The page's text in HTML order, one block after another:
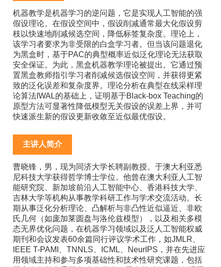
机器教学是机器学习的逆问题，它是实现人工智能的强
假设理论。在假设空间中，假设削减通常最大化假设剪
枝以快速地削减候选空间，降低标签复杂度。理论上，
该学习者要求为非受限的白盒学习者。但当该问题退化
为黑盒时，基于PAC的典型概率近似泛化理论无法获取
安全保证。为此，黑盒机器教学理论被提出。它通过预
置黑盒教师指引学习者削减候选假设空间，并获得更紧
致的泛化误差和复杂度界。理论分析在典型在线采样理
论算法IWAL的基础上，证明基于Black-box Teaching的
原型方法可显著性降低模型无关假设的误差上界，并可
快速派生新的假设更新收敛至近似最优假设。
主讲人简介
曹晓锋，男，现为同济大学长聘副教授。于澳大利亚悉
尼科技大学获得哲学博士学位。他曾在澳大利亚人工智
能研究院、新加坡前沿人工智能中心、香港科技大学、
吉林大学等机构从事教学科研工作与学术交流活动。长
期从事泛化分析理论、凸解析与非凸性近似逼近、非欧
氏几何（如庞加莱圆盘与洛伦兹模型），以及相关多模
态无界优化问题，在机器学习领域以及泛人工智能权威
期刊和会议发表60余篇同行评议学术工作，如JMLR、
IEEE T-PAMI、TNNLS、ICML、NeurIPS，并在先进应
用领域主持和参与多项基础性和技术性研究课题，包括